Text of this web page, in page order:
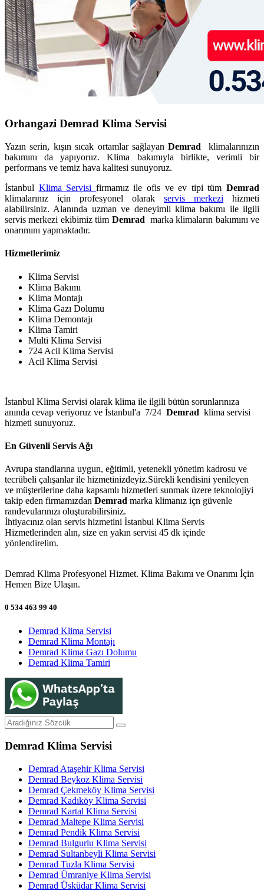
Orhangazi Demrad Klima Servisi
Yazın serin, kışın sıcak ortamlar sağlayanDemrad klimalarınızın
bakımını da yapıyoruz. Klima bakımıyla birlikte, verimli bir
performans ve temiz hava kalitesi sunuyoruz.
İstanbul Klima Servisi firmamız ile ofis ve ev tipi tümDemrad
klimalarınız için profesyonel olarak servis merkezi hizmeti
alabilirsiniz. Alanında uzman ve deneyimli klima bakımı ile ilgili
servis merkezi ekibimiz tüm Demrad marka klimaların bakımını ve
onarımını yapmaktadır.
Hizmetlerimiz
Klima Servisi
Klima Bakımı
Klima Montajı
Klima Gazı Dolumu
Klima Demontajı
Klima Tamiri
Multi Klima Servisi
724 Acil Klima Servisi
Acil Klima Servisi
İstanbul Klima Servisi olarak klima ile ilgili bütün sorunlarınıza
anında cevap veriyoruz ve İstanbul'a 7/24 Demrad klima servisi
hizmeti sunuyoruz.
En Güvenli Servis Ağı
Avrupa standlarına uygun, eğitimli, yetenekli yönetim kadrosu ve
tecrübeli çalışanlar ile hizmetinizdeyiz.Sürekli kendisini yenileyen
ve müşterilerine daha kapsamlı hizmetleri sunmak üzere teknolojiyi
takip eden firmamızdan Demrad marka klimanız içn güvenle
randevularınızı oluşturabilirsiniz.
İhtiyacınız olan servis hizmetini İstanbul Klima Servis
Hizmetlerinden alın, size en yakın servisi 45 dk içinde
yönlendirelim.
Demrad Klima Profesyonel Hizmet. Klima Bakımı ve Onarımı İçin
Hemen Bize Ulaşın.
0 534 463 99 40
Demrad Klima Servisi
Demrad Klima Montajı
Demrad Klima Gazı Dolumu
Demrad Klima Tamiri
Demrad Klima Servisi
Demrad Ataşehir Klima Servisi
Demrad Beykoz Klima Servisi
Demrad Çekmeköy Klima Servisi
Demrad Kadıköy Klima Servisi
Demrad Kartal Klima Servisi
Demrad Maltepe Klima Servisi
Demrad Pendik Klima Servisi
Demrad Bulgurlu Klima Servisi
Demrad Sultanbeyli Klima Servisi
Demrad Tuzla Klima Servisi
Demrad Ümraniye Klima Servisi
Demrad Üsküdar Klima Servisi